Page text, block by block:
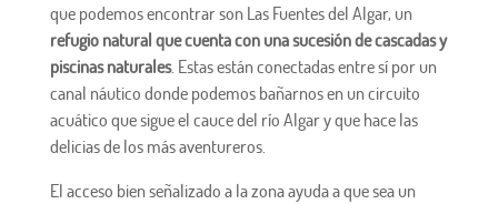
que podemos encontrar son Las Fuentes del Algar, un
refugio natural que cuenta con una sucesión de cascadas y
piscinas naturales. Estas están conectadas entre sí por un
canal náutico donde podemos bañarnos en un circuito
acuático que sigue el cauce del río Algar y que hace las
delicias de los más aventureros.
El acceso bien señalizado a la zona ayuda a que sea un